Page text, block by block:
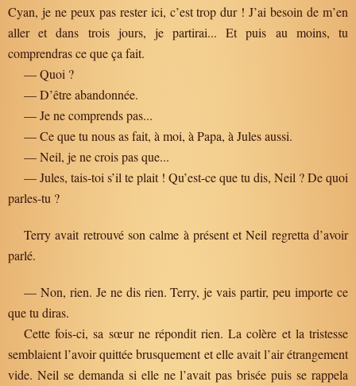
Cyan, je ne peux pas rester ici, c’est trop dur ! J’ai besoin de m’en
aller et dans trois jours, je partirai... Et puis au moins, tu
comprendras ce que ça fait.
— Quoi ?
— D’être abandonnée.
— Je ne comprends pas...
— Ce que tu nous as fait, à moi, à Papa, à Jules aussi.
— Neil, je ne crois pas que...
— Jules, tais-toi s’il te plait ! Qu’est-ce que tu dis, Neil ? De quoi
parles-tu ?
Terry avait retrouvé son calme à présent et Neil regretta d’avoir
parlé.
— Non, rien. Je ne dis rien. Terry, je vais partir, peu importe ce
que tu diras.
Cette fois-ci, sa sœur ne répondit rien. La colère et la tristesse
semblaient l’avoir quittée brusquement et elle avait l’air étrangement
vide. Neil se demanda si elle ne l’avait pas brisée puis se rappela